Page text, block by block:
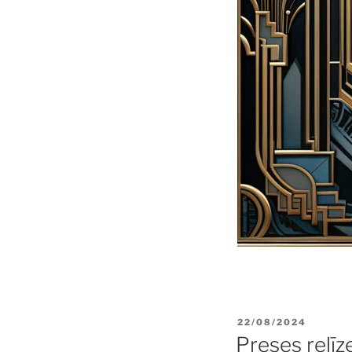
POSTED
22/08/2024
Preses